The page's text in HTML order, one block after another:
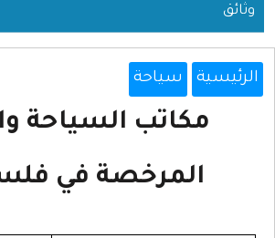
وثائق
الرئيسية سياحة
مكاتب السياحة
المرخصة في